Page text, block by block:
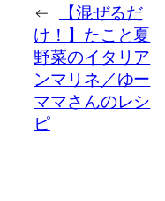
←
【混ぜるだ
け！】たこと夏
野菜のイタリア
ンマリネ／ゆー
ママさんのレシ
ピ